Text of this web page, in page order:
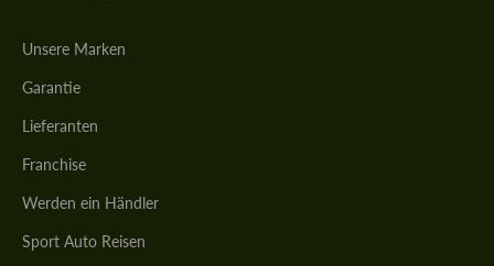
Unsere Marken
Garantie
Lieferanten
Franchise
Werden ein Händler
Sport Auto Reisen